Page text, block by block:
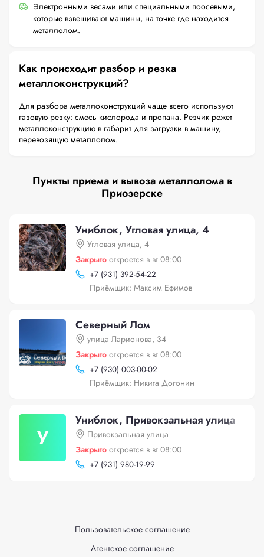
Электронными весами или специальными поосевыми,
которые взвешивают машины, на точке где находится
металлолом.
Как происходит разбор и резка
металлоконструкций?
Для разбора металлоконструкций чаще всего используют
газовую резку: смесь кислорода и пропана. Резчик режет
металлоконструкцию в габарит для загрузки в машину,
перевозящую металлолом.
Пункты приема и вывоза металлолома в
Приозерске
Униблок, Угловая улица, 4
Угловая улица, 4
Закрыто откроется в вт 08:00
+7 (931) 392-54-22
Приёмщик: Максим Ефимов
Северный Лом
улица Ларионова, 34
Закрыто откроется в вт 08:00
+7 (930) 003-00-02
Приёмщик: Никита Догонин
У
Униблок, Привокзальная улица
Привокзальная улица
Закрыто откроется в вт 08:00
+7 (931) 980-19-99
Пользовательское соглашение
Агентское соглашение